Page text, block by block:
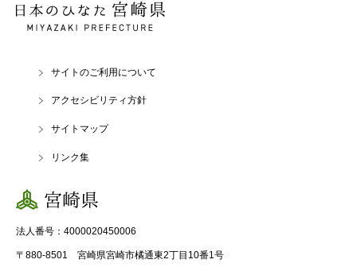
日本のひなた 宮崎県
MIYAZAKI PREFECTURE
サイトのご利用について
アクセシビリティ方針
サイトマップ
リンク集
宮崎県
法人番号：4000020450006
〒880-8501 宮崎県宮崎市橘通東2丁目10番1号